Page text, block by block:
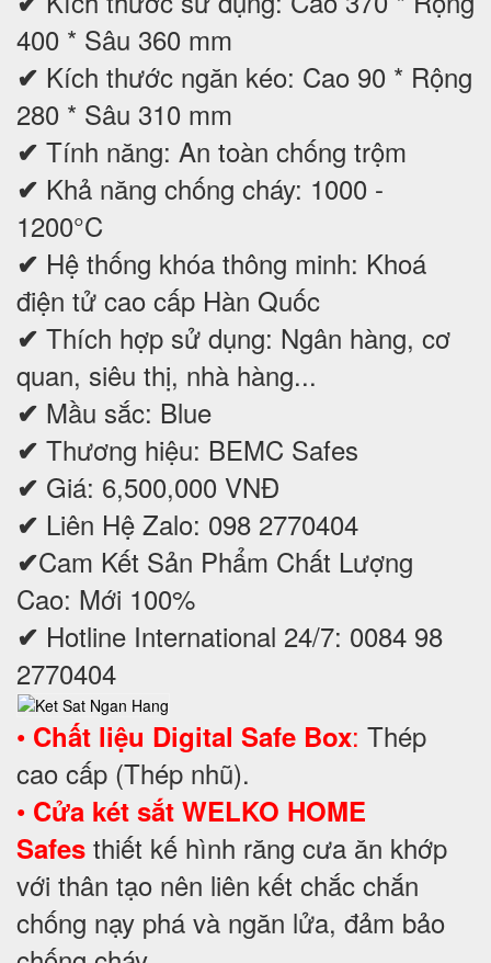
400 * Sâu 360 mm
✔ Kích thước ngăn kéo: Cao 90 * Rộng
280 * Sâu 310 mm
✔ Tính năng: An toàn chống trộm
✔ Khả năng chống cháy: 1000 -
1200°C
✔ Hệ thống khóa thông minh: Khoá
điện tử cao cấp Hàn Quốc
✔ Thích hợp sử dụng: Ngân hàng, cơ
quan, siêu thị, nhà hàng...
✔ Mầu sắc: Blue
✔ Thương hiệu: BEMC Safes
✔ Giá: 6,500,000 VNĐ
✔ Liên Hệ Zalo: 098 2770404
✔Cam Kết Sản Phẩm Chất Lượng
Cao: Mới 100%
✔ Hotline International 24/7: 0084 98
2770404
• Chất liệu Digital Safe Box: Thép
cao cấp (Thép nhũ).
• Cửa két sắt WELKO HOME
Safes thiết kế hình răng cưa ăn khớp
với thân tạo nên liên kết chắc chắn
chống nạy phá và ngăn lửa, đảm bảo